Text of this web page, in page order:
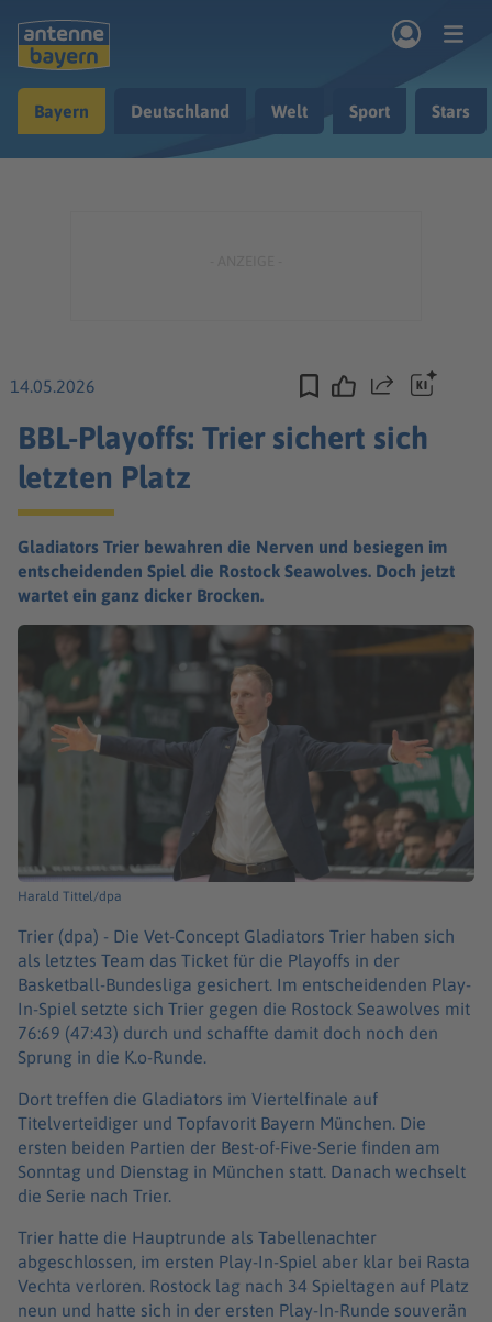
Musik & Radio
Bayern Deutschland Welt Sport Stars
14.05.2026 Teilen
BBL-Playoffs: Trier sichert sich
letzten Platz
Gladiators Trier bewahren die Nerven und besiegen im
entscheidenden Spiel die Rostock Seawolves. Doch jetzt
wartet ein ganz dicker Brocken.
Harald Tittel/dpa
Trier (dpa) - Die Vet-Concept Gladiators Trier haben sich
als letztes Team das Ticket für die Playoffs in der
Basketball-Bundesliga gesichert. Im entscheidenden Play-
In-Spiel setzte sich Trier gegen die Rostock Seawolves mit
76:69 (47:43) durch und schaffte damit doch noch den
Sprung in die K.o-Runde.
Dort treffen die Gladiators im Viertelfinale auf
Titelverteidiger und Topfavorit Bayern München. Die
ersten beiden Partien der Best-of-Five-Serie finden am
Sonntag und Dienstag in München statt. Danach wechselt
die Serie nach Trier.
Trier hatte die Hauptrunde als Tabellenachter
abgeschlossen, im ersten Play-In-Spiel aber klar bei Rasta
Vechta verloren. Rostock lag nach 34 Spieltagen auf Platz
neun und hatte sich in der ersten Play-In-Runde souverän